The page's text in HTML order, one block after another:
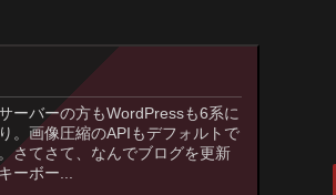
ーバーの方もWordPressも6系に
。画像圧縮のAPIもデフォルトで
さてさて、なんでブログを更新
ーボー...